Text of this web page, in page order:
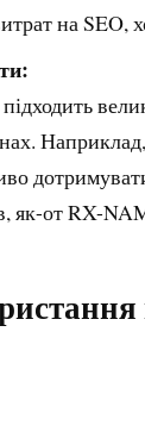
на SEO,
як-от RX-